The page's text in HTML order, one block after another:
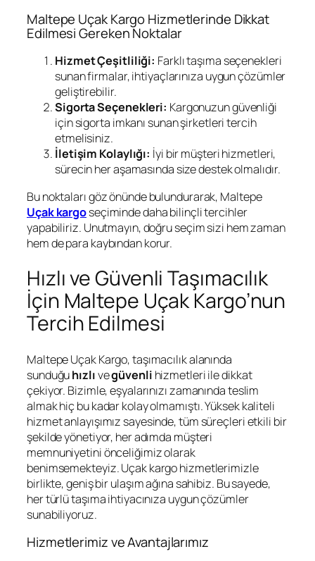
Maltepe Uçak Kargo Hizmetlerinde Dikkat
Edilmesi Gereken Noktalar
Hizmet Çeşitliliği: Farklı taşıma seçenekleri
sunan firmalar, ihtiyaçlarınıza uygun çözümler
geliştirebilir.
Sigorta Seçenekleri: Kargonuzun güvenliği
için sigorta imkanı sunan şirketleri tercih
etmelisiniz.
İletişim Kolaylığı: İyi bir müşteri hizmetleri,
sürecin her aşamasında size destek olmalıdır.
Bu noktaları göz önünde bulundurarak, Maltepe
Uçak kargoseçiminde daha bilinçli tercihler
yapabiliriz. Unutmayın, doğru seçim sizi hem zaman
hem de para kaybından korur.
Hızlı ve Güvenli Taşımacılık
İçin Maltepe Uçak Kargo’nun
Tercih Edilmesi
Maltepe Uçak Kargo, taşımacılık alanında
sunduğuhızlıvegüvenli hizmetleri ile dikkat
çekiyor. Bizimle, eşyalarınızı zamanında teslim
almak hiç bu kadar kolay olmamıştı. Yüksek kaliteli
hizmet anlayışımız sayesinde, tüm süreçleri etkili bir
şekilde yönetiyor, her adımda müşteri
memnuniyetini önceliğimiz olarak
benimsemekteyiz. Uçak kargo hizmetlerimizle
birlikte, geniş bir ulaşım ağına sahibiz. Bu sayede,
her türlü taşıma ihtiyacınıza uygun çözümler
sunabiliyoruz.
Hizmetlerimiz ve Avantajlarımız